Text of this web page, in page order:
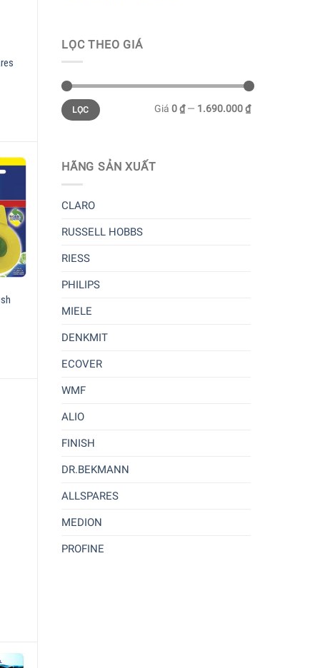
LỌC THEO GIÁ
LỌC Giá 0 ₫— 1.690.000 ₫
HÃNG SẢN XUẤT
CLARO
RUSSELL HOBBS
RIESS
PHILIPS
MIELE
DENKMIT
ECOVER
WMF
ALIO
FINISH
DR.BEKMANN
ALLSPARES
MEDION
PROFINE